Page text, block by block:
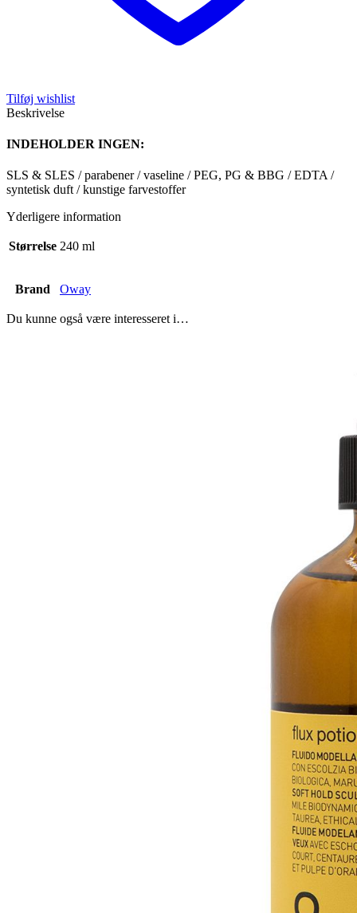
Tilføj wishlist
Beskrivelse
INDEHOLDER INGEN:
SLS & SLES / parabener / vaseline / PEG, PG & BBG / EDTA /
syntetisk duft / kunstige farvestoffer
Yderligere information
Størrelse 240 ml
Brand Oway
Du kunne også være interesseret i…